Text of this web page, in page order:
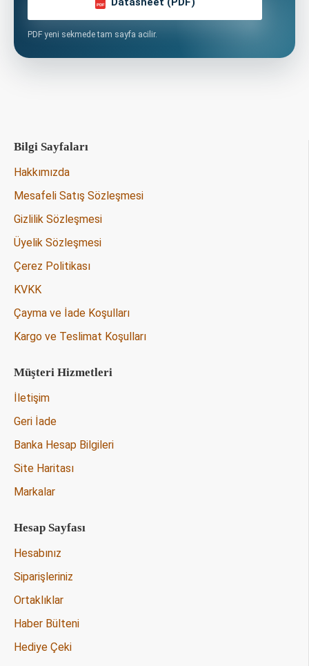
PDF
PDF yeni sekmede tam sayfa acilir.
Bilgi Sayfaları
Hakkımızda
Mesafeli Satış Sözleşmesi
Gizlilik Sözleşmesi
Üyelik Sözleşmesi
Çerez Politikası
KVKK
Çayma ve İade Koşulları
Kargo ve Teslimat Koşulları
Müşteri Hizmetleri
İletişim
Geri İade
Banka Hesap Bilgileri
Site Haritası
Markalar
Hesap Sayfası
Hesabınız
Siparişleriniz
Ortaklıklar
Haber Bülteni
Hediye Çeki